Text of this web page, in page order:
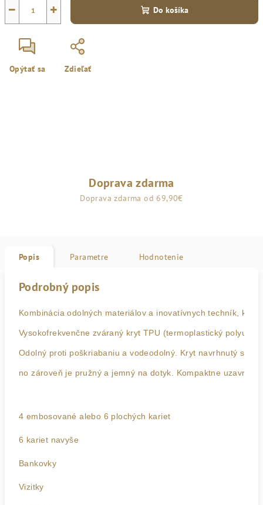
+
− Do košíka
Opýtať sa Zdieľať
Doprava zdarma
Doprava zdarma od 69,90€
Popis Parametre Hodnotenie
Podrobný popis
Kombinácia odolných materiálov a inovatívnych techník,
Vysokofrekvenčne zváraný kryt TPU (termoplastický
Odolný proti poškriabaniu a vodeodolný. Kryt navrhnutý
no zároveň je pružný a jemný na dotyk. Kompaktne
4 embosované alebo 6 plochých kariet
6 kariet navyše
Bankovky
Vizitky